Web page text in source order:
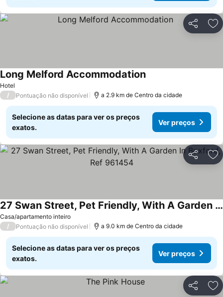
Partilhar
Hotel
Long Melford AccommodationVer preços
/ Pontuação não disponível a 2.9 km de Centro da cidade
Selecione as datas para ver os preços
exatos.
Ver preços
Partilhar
Casa/apartamento inteiro
27 Swan Street, Pet Friendly, With A Garden In Boxford, Ref 961454
Ver preços
/ Pontuação não disponível a 9.0 km de Centro da cidade
Selecione as datas para ver os preços
exatos.
Ver preços
Partilhar